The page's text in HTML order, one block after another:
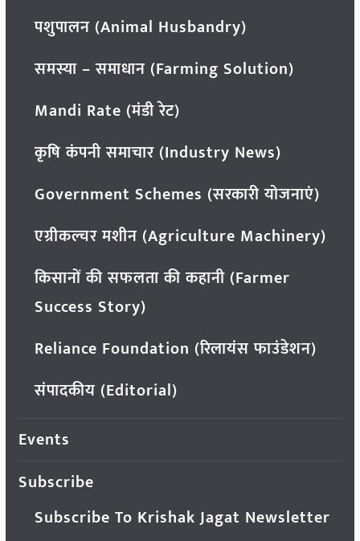
पशुपालन (Animal Husbandry)
समस्या – समाधान (Farming Solution)
Mandi Rate (मंडी रेट)
कृषि कंपनी समाचार (Industry News)
Government Schemes (सरकारी योजनाएं)
एग्रीकल्चर मशीन (Agriculture Machinery)
किसानों की सफलता की कहानी (Farmer
Success Story)
Reliance Foundation (रिलायंस फाउंडेशन)
संपादकीय (Editorial)
Events
Subscribe
Subscribe To Krishak Jagat Newsletter